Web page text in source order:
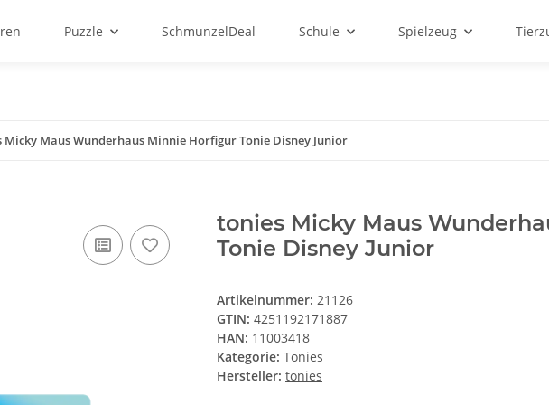
Puzzle SchmunzelDeal Schule Spielzeug
Micky Maus Wunderhaus Minnie Hörfigur Tonie Disney Junior
tonies Micky Maus
Tonie Disney Junior
Artikelnummer: 21126
GTIN: 4251192171887
HAN: 11003418
Kategorie: Tonies
Hersteller: tonies